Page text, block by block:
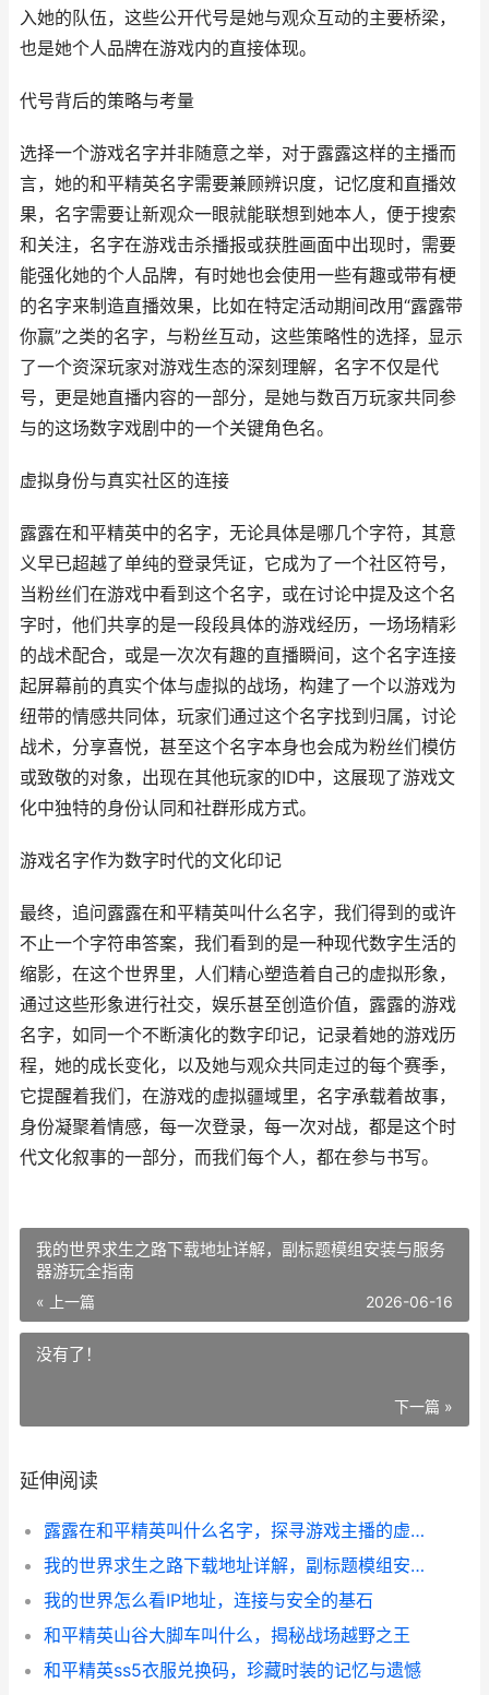
入她的队伍，这些公开代号是她与观众互动的主要桥梁，
也是她个人品牌在游戏内的直接体现。
代号背后的策略与考量
选择一个游戏名字并非随意之举，对于露露这样的主播而
言，她的和平精英名字需要兼顾辨识度，记忆度和直播效
果，名字需要让新观众一眼就能联想到她本人，便于搜索
和关注，名字在游戏击杀播报或获胜画面中出现时，需要
能强化她的个人品牌，有时她也会使用一些有趣或带有梗
的名字来制造直播效果，比如在特定活动期间改用“露露带
你赢”之类的名字，与粉丝互动，这些策略性的选择，显示
了一个资深玩家对游戏生态的深刻理解，名字不仅是代
号，更是她直播内容的一部分，是她与数百万玩家共同参
与的这场数字戏剧中的一个关键角色名。
虚拟身份与真实社区的连接
露露在和平精英中的名字，无论具体是哪几个字符，其意
义早已超越了单纯的登录凭证，它成为了一个社区符号，
当粉丝们在游戏中看到这个名字，或在讨论中提及这个名
字时，他们共享的是一段段具体的游戏经历，一场场精彩
的战术配合，或是一次次有趣的直播瞬间，这个名字连接
起屏幕前的真实个体与虚拟的战场，构建了一个以游戏为
纽带的情感共同体，玩家们通过这个名字找到归属，讨论
战术，分享喜悦，甚至这个名字本身也会成为粉丝们模仿
或致敬的对象，出现在其他玩家的ID中，这展现了游戏文
化中独特的身份认同和社群形成方式。
游戏名字作为数字时代的文化印记
最终，追问露露在和平精英叫什么名字，我们得到的或许
不止一个字符串答案，我们看到的是一种现代数字生活的
缩影，在这个世界里，人们精心塑造着自己的虚拟形象，
通过这些形象进行社交，娱乐甚至创造价值，露露的游戏
名字，如同一个不断演化的数字印记，记录着她的游戏历
程，她的成长变化，以及她与观众共同走过的每个赛季，
它提醒着我们，在游戏的虚拟疆域里，名字承载着故事，
身份凝聚着情感，每一次登录，每一次对战，都是这个时
代文化叙事的一部分，而我们每个人，都在参与书写。
我的世界求生之路下载地址详解，副标题模组安装与服务
器游玩全指南
« 上一篇 2026-06-16
没有了！
下一篇 »
延伸阅读
露露在和平精英叫什么名字，探寻游戏主播的虚拟身份之谜，副标题，从直播舞台到战场代号的文化解析
我的世界求生之路下载地址详解，副标题模组安装与服务器游玩全指南
我的世界怎么看IP地址，连接与安全的基石
和平精英山谷大脚车叫什么，揭秘战场越野之王
和平精英ss5衣服兑换码，珍藏时装的记忆与遗憾